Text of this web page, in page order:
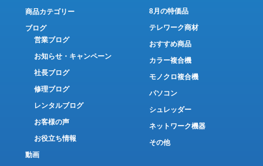
商品カテゴリー
ブログ
営業ブログ
お知らせ・キャンペーン
社長ブログ
修理ブログ
レンタルブログ
お客様の声
お役立ち情報
動画
8月の特価品
テレワーク商材
おすすめ商品
カラー複合機
モノクロ複合機
パソコン
シュレッダー
ネットワーク機器
その他